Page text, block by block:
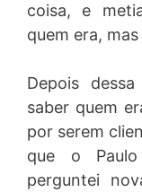
coisa, e
quem era,
Depois
saber quem
por serem
que o
perguntei